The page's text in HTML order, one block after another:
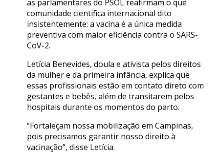
as parlamentares do PSOL reafirmam o que
comunidade cientifica internacional dito
insistentemente: a vacina é a única medida
preventiva com maior eficiência contra o SARS-
CoV-2.
Letícia Benevides, doula e ativista pelos direitos
da mulher e da primeira infância, explica que
essas profissionais estão em contato direto com
gestantes e bebês, além de transitarem pelos
hospitais durante os momentos do parto.
“Fortaleçam nossa mobilização em Campinas,
pois precisamos garantir nosso direito à
vacinação”, disse Letícia.